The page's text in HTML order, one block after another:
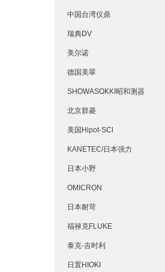
中国台湾仪鼎
瑞典DV
美尔诺
德国美翠
SHOWASOKKI昭和测器
北京群菱
美国Hipot-SCl
KANETEC/日本强力
日本小野
OMICRON
日本耐苛
福禄克FLUKE
泰克-吉时利
日置HIOKI